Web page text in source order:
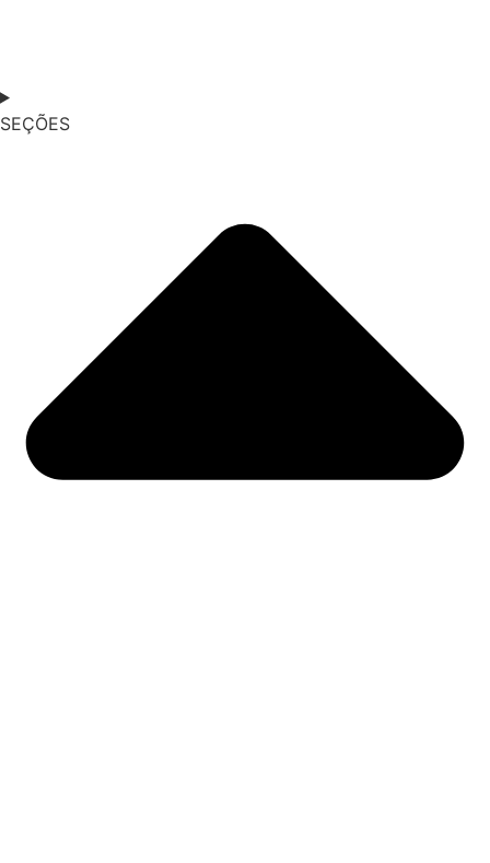
SEÇÕES